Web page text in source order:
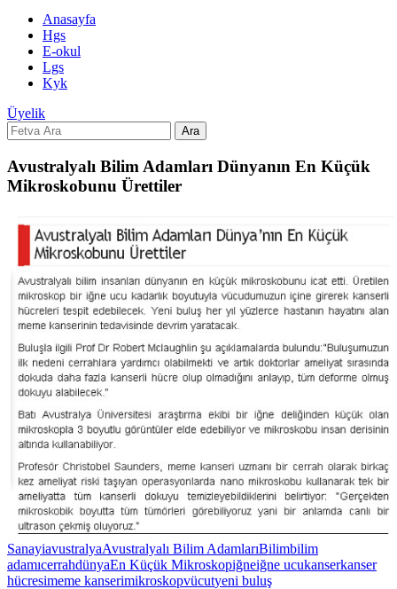
Anasayfa
Hgs
E-okul
Lgs
Kyk
Üyelik
Ara
Avustralyalı Bilim Adamları Dünyanın En Küçük
Mikroskobunu Ürettiler
SanayiavustralyaAvustralyalı Bilim AdamlarıBilimbilim
adamıcerrahdünyaEn Küçük Mikroskopiğneiğne ucukanserkanser
hücresimeme kanserimikroskopvücutyeni buluş